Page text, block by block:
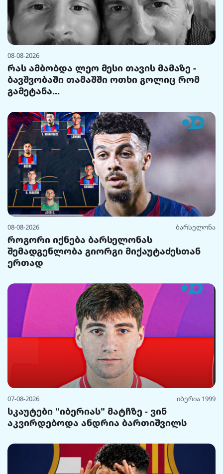
08-08-2026
რას ამბობდა ლეო მესი თავის მამაზე -
ბავშვობაში თამაშში ოთხი გოლიც რომ
გამეტანა...
08-08-2026 ბარსელონა
როგორი იქნება ბარსელონას
შემადგენლობა გიორგი მიქაუტაძესთან
ერთად
07-08-2026 იბერია 1999
სკაუტები "იბერიას" მატჩზე - ვინ
აკვირდებოდა ანდრია ბართიშვილს